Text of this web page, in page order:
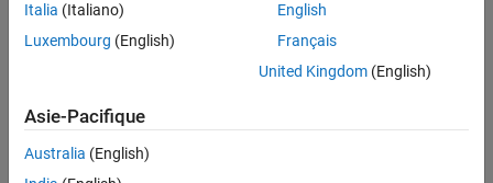
Italia (Italiano)
Luxembourg (English)
English
Français
United Kingdom(English)
Asie-Pacifique
Australia (English)